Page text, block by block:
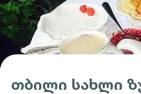
თბილი სახლი